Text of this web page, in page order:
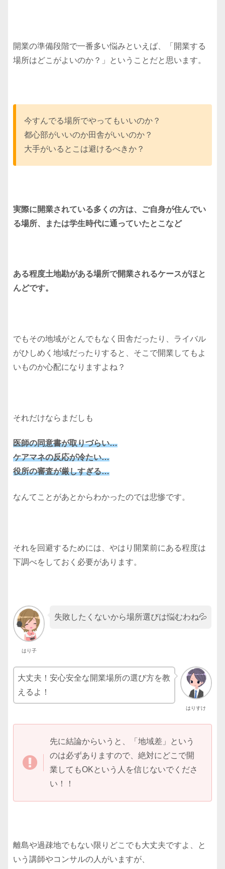
開業の準備段階で一番多い悩みといえば、「開業する
場所はどこがよいのか？」ということだと思います。
今すんでる場所でやってもいいのか？
都心部がいいのか田舎がいいのか？
大手がいるとこは避けるべきか？
実際に開業されている多くの方は、ご自身が住んでい
る場所、または学生時代に通っていたとこなど
ある程度土地勘がある場所で開業されるケースがほと
んどです。
でもその地域がとんでもなく田舎だったり、ライバル
がひしめく地域だったりすると、そこで開業してもよ
いものか心配になりますよね？
それだけならまだしも
医師の同意書が取りづらい…
ケアマネの反応が冷たい…
役所の審査が厳しすぎる…
なんてことがあとからわかったのでは悲惨です。
それを回避するためには、やはり開業前にある程度は
下調べをしておく必要があります。
はり子
失敗したくないから場所選びは悩むわね💦
はりすけ
大丈夫！安心安全な開業場所の選び方を教
えるよ！
先に結論からいうと、「地域差」という
のは必ずありますので、絶対にどこで開
業してもOKという人を信じないでくださ
い！！
離島や過疎地でもない限りどこでも大丈夫ですよ、と
いう講師やコンサルの人がいますが、